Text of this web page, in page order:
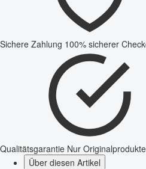
Sichere Zahlung 100% sicherer
Qualitätsgarantie Nur Originalprodukte
Über diesen Artikel